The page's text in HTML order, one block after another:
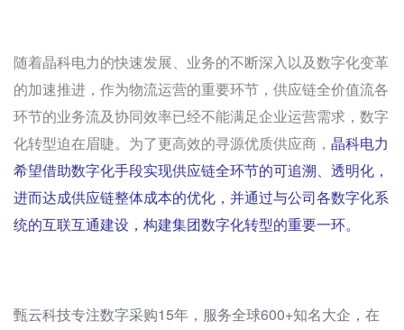
随着晶科电力的快速发展、业务的不断深入以及数字化变革
的加速推进，作为物流运营的重要环节，供应链全价值流各
环节的业务流及协同效率已经不能满足企业运营需求，数字
化转型迫在眉睫。为了更高效的寻源优质供应商， 晶科电力
希望借助数字化手段实现供应链全环节的可追溯、透明化，
进而达成供应链整体成本的优化，并通过与公司各数字化系
统的互联互通建设，构建集团数字化转型的重要一环。
甄云科技专注数字采购15年，服务全球600+知名大企，在